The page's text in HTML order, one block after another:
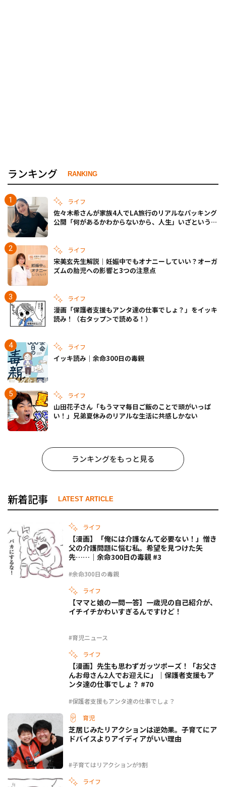
ランキング RANKING
ライフ
佐々木希さんが家族4人でLA旅行のリアルなパッキング
公開「何があるかわからないから、人生」いざというと
ライフ
宋美玄先生解説｜妊娠中でもオナニーしていい？オーガ
ズムの胎児への影響と3つの注意点
ライフ
漫画「保護者支援もアンタ達の仕事でしょ？」をイッキ
読み！（右タップ＞で読める！）
ライフ
イッキ読み｜余命300日の毒親
ライフ
山田花子さん「もうママ毎日ご飯のことで頭がいっぱ
い！」兄弟夏休みのリアルな生活に共感しかない
ランキングをもっと見る
新着記事 LATEST ARTICLE
ライフ
#余命300日の毒親
【漫画】「俺には介護なんて必要ない！」憎き
父の介護問題に悩む私。希望を見つけた矢
先……｜余命300日の毒親 #3
ライフ
#育児ニュース
【ママと娘の一問一答】一歳児の自己紹介が、
イチイチかわいすぎるんですけど！
ライフ
#保護者支援もアンタ達の仕事でしょ？
【漫画】先生も思わずガッツポーズ！「お父さ
んお母さん2人でお迎えに」｜保護者支援もア
ンタ達の仕事でしょ？ #70
育児
#子育てはリアクションが9割
芝居じみたリアクションは逆効果。子育てにア
ドバイスよりアイディアがいい理由
ライフ